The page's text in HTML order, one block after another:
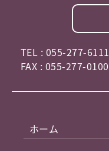
TEL : 055-277-6111
FAX : 055-277-0100
ホーム